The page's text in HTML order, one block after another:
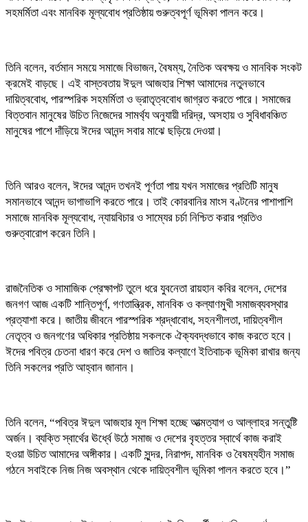
সহমর্মিতা এবং মানবিক মূল্যবোধ প্রতিষ্ঠায় গুরুত্বপূর্ণ ভূমিকা পালন করে।
তিনি বলেন, বর্তমান সময়ে সমাজে বিভাজন, বৈষম্য, নৈতিক অবক্ষয় ও মানবিক সংকট
ক্রমেই বাড়ছে। এই বাস্তবতায় ঈদুল আজহার শিক্ষা আমাদের নতুনভাবে
দায়িত্ববোধ, পারস্পরিক সহমর্মিতা ও ভ্রাতৃত্ববোধ জাগ্রত করতে পারে। সমাজের
বিত্তবান মানুষের উচিত নিজেদের সামর্থ্য অনুযায়ী দরিদ্র, অসহায় ও সুবিধাবঞ্চিত
মানুষের পাশে দাঁড়িয়ে ঈদের আনন্দ সবার মাঝে ছড়িয়ে দেওয়া।
তিনি আরও বলেন, ঈদের আনন্দ তখনই পূর্ণতা পায় যখন সমাজের প্রতিটি মানুষ
সমানভাবে আনন্দ ভাগাভাগি করতে পারে। তাই কোরবানির মাংস বণ্টনের পাশাপাশি
সমাজে মানবিক মূল্যবোধ, ন্যায়বিচার ও সাম্যের চর্চা নিশ্চিত করার প্রতিও
গুরুত্বারোপ করেন তিনি।
রাজনৈতিক ও সামাজিক প্রেক্ষাপট তুলে ধরে যুবনেতা রায়হান কবির বলেন, দেশের
জনগণ আজ একটি শান্তিপূর্ণ, গণতান্ত্রিক, মানবিক ও কল্যাণমুখী সমাজব্যবস্থার
প্রত্যাশা করে। জাতীয় জীবনে পারস্পরিক শ্রদ্ধাবোধ, সহনশীলতা, দায়িত্বশীল
নেতৃত্ব ও জনগণের অধিকার প্রতিষ্ঠায় সকলকে ঐক্যবদ্ধভাবে কাজ করতে হবে।
ঈদের পবিত্র চেতনা ধারণ করে দেশ ও জাতির কল্যাণে ইতিবাচক ভূমিকা রাখার জন্য
তিনি সকলের প্রতি আহ্বান জানান।
তিনি বলেন, “পবিত্র ঈদুল আজহার মূল শিক্ষা হচ্ছে আত্মত্যাগ ও আল্লাহর সন্তুষ্টি
অর্জন। ব্যক্তি স্বার্থের ঊর্ধ্বে উঠে সমাজ ও দেশের বৃহত্তর স্বার্থে কাজ করাই
হওয়া উচিত আমাদের অঙ্গীকার। একটি সুন্দর, নিরাপদ, মানবিক ও বৈষম্যহীন সমাজ
গঠনে সবাইকে নিজ নিজ অবস্থান থেকে দায়িত্বশীল ভূমিকা পালন করতে হবে।”